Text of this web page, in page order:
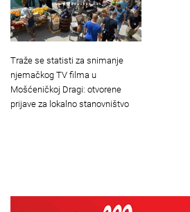
Traže se statisti za snimanje
njemačkog TV filma u
Mošćeničkoj Dragi: otvorene
prijave za lokalno stanovništvo